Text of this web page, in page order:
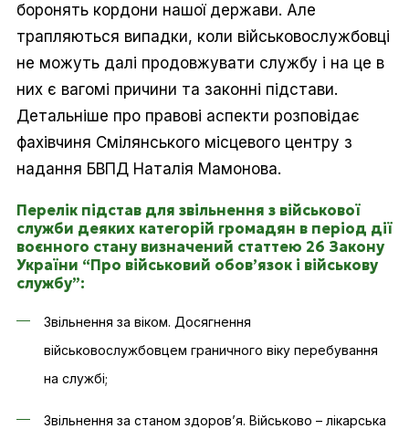
боронять кордони нашої держави. Але
трапляються випадки, коли військовослужбовці
не можуть далі продовжувати службу і на це в
них є вагомі причини та законні підстави.
Детальніше про правові аспекти розповідає
фахівчиня Смілянського місцевого центру з
надання БВПД Наталія Мамонова.
Перелік підстав для звільнення з військової
служби деяких категорій громадян в період дії
воєнного стану визначений статтею 26 Закону
України “Про військовий обов’язок і військову
службу”:
Звільнення за віком. Досягнення
військовослужбовцем граничного віку перебування
на службі;
Звільнення за станом здоров’я. Військово – лікарська